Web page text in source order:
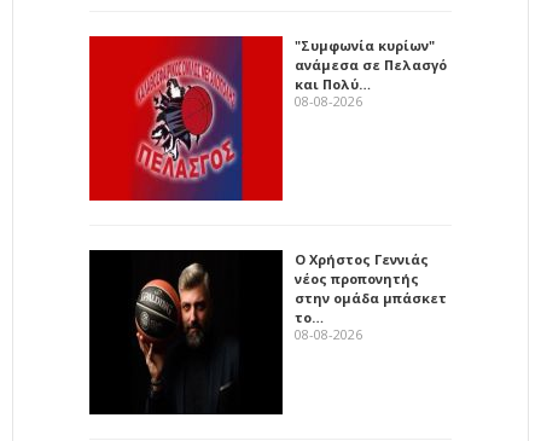
"Συμφωνία κυρίων"
ανάμεσα σε Πελασγό
και Πολύ…
08-08-2026
Ο Χρήστος Γεννιάς
νέος προπονητής
στην ομάδα μπάσκετ
το…
08-08-2026